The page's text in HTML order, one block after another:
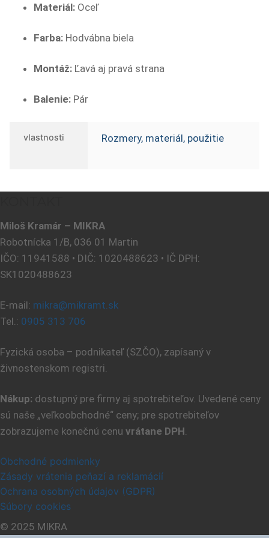
Materiál: Oceľ
Farba: Hodvábna biela
Montáž: Ľavá aj pravá strana
Balenie: Pár
vlastnosti Rozmery, materiál, použitie
Miloš Kramár – MIKRA
Robotnícka 1/B, 036 01 Martin
IČO: 11941588 • DIČ: 1020488623 • IČ DPH:
SK1020488623
E-mail: mikra@mikramt.sk
Tel.: 0905 313 706
Fyzická osoba – podnikateľ (SZČO), zapísaný v
živnostenskom registri.
Nákup: dostupný pre firmy aj spotrebiteľov. Uvedené ceny
sú naše „veľkoobchodné“ ceny; pre spotrebiteľov
zobrazujeme konečnú cenu vrátane DPH.
Obchodné podmienky
Zásady vrátenia peňazí a reklamácií
Ochrana osobných údajov (GDPR)
Súbory cookies
© 2025 MIKRA